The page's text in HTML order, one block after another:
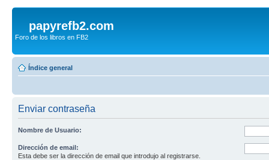
papyrefb2.com
Foro de los libros en FB2
Índice general
Enviar contraseña
Nombre de Usuario:
Dirección de email:
Esta debe ser la dirección de email que introdujo al registrarse.